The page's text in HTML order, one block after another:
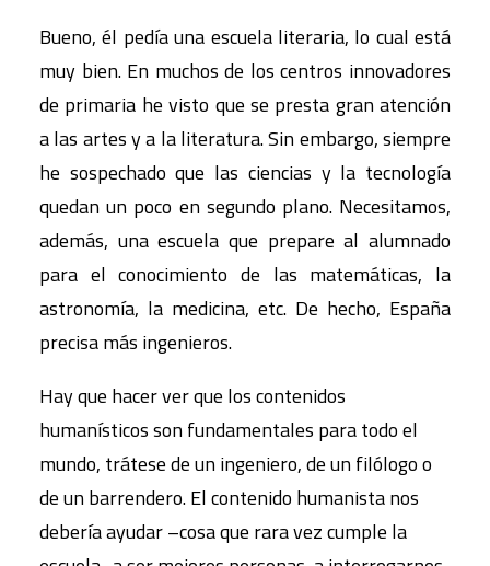
Bueno, él pedía una escuela literaria, lo cual está
muy bien. En muchos de los centros innovadores
de primaria he visto que se presta gran atención
a las artes y a la literatura. Sin embargo, siempre
he sospechado que las ciencias y la tecnología
quedan un poco en segundo plano. Necesitamos,
además, una escuela que prepare al alumnado
para el conocimiento de las matemáticas, la
astronomía, la medicina, etc. De hecho, España
precisa más ingenieros.
Hay que hacer ver que los contenidos
humanísticos son fundamentales para todo el
mundo, trátese de un ingeniero, de un filólogo o
de un barrendero. El contenido humanista nos
debería ayudar –cosa que rara vez cumple la